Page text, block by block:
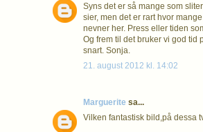
Syns det er så mange som
sier, men det er rart hvor
nevner her. Press eller tiden
Og frem til det bruker vi god tid
snart. Sonja.
21. august 2012 kl. 14:02
Marguerite sa...
Vilken fantastisk bild,på dessa